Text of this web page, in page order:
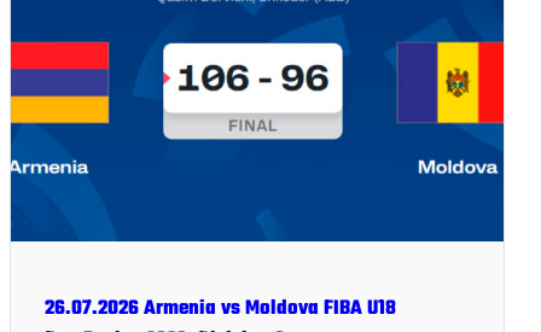
26.07.2026 Armenia vs Moldova FIBA U18